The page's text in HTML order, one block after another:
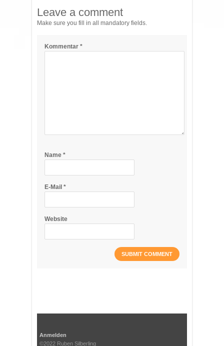
Leave a comment
Make sure you fill in all mandatory fields.
Kommentar *
Name *
E-Mail *
Website
Anmelden
©2022 Ruben Silberling